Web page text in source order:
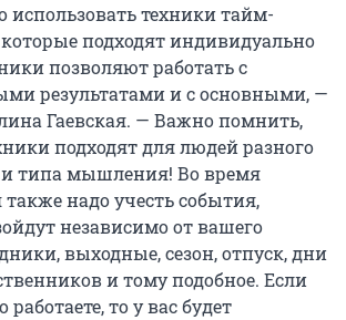
техники тайм-
подходят индивидуально
позволяют работать с
результатами и с основными, —
Гаевская. — Важно помнить,
подходят для людей разного
и типа мышления! Во время
надо учесть события,
независимо от вашего
выходные, сезон, отпуск, дни
и тому подобное. Если
то у вас будет